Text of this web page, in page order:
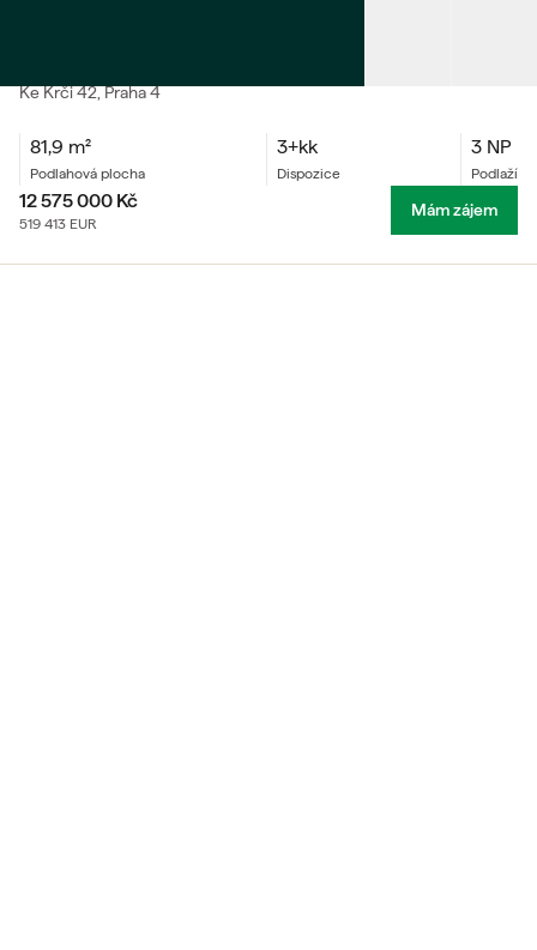
Ke Krči42, Praha 4
81,9 m²
podlahová plocha
3+kk
dispozice
3 NP
podlaží
12 575 000 Kč
519 413 EUR
Mám zájem